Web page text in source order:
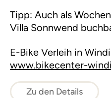
Tipp: Auch als
Villa Sonnwend
E-Bike Verleih in
www.bikecenter-
Zu den Details